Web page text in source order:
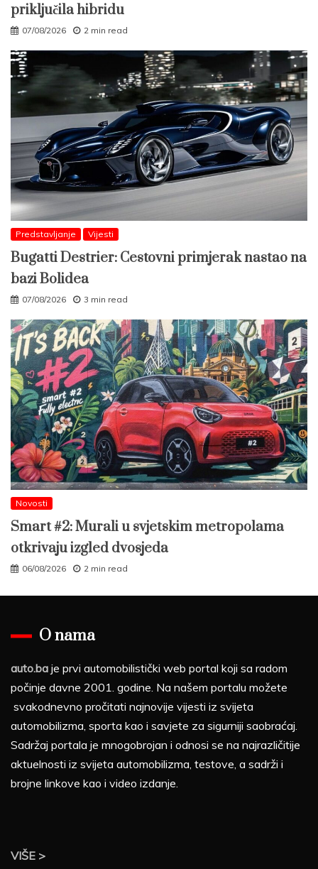
priključila hibridu
07/08/2026 2 min read
Predstavljanje Vijesti
Bugatti Destrier: Cestovni primjerak nastao na
bazi Bolidea
07/08/2026 3 min read
Novosti
Smart #2: Murali u svjetskim metropolama
otkrivaju izgled dvosjeda
06/08/2026 2 min read
O nama
auto.ba je prvi automobilistički web portal koji sa radom
počinje davne 2001. godine. Na našem portalu možete
svakodnevno pročitati najnovije vijesti iz svijeta
automobilizma, sporta kao i savjete za sigurniji saobraćaj.
Sadržaj portala je mnogobrojan i odnosi se na najrazličitije
aktuelnosti iz svijeta automobilizma, testove, a sadrži i
brojne linkove kao i video izdanje.
VIŠE >